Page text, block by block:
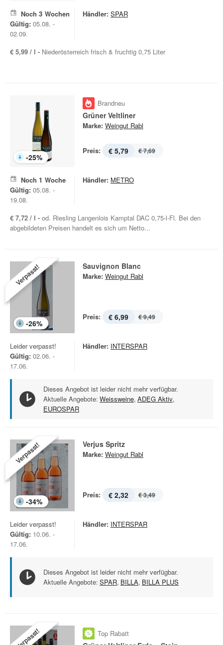
Noch 3 Wochen
Gültig: 05.08. -
02.09.
Händler: SPAR
€ 5,99 / l - Niederösterreich frisch & fruchtig 0,75 Liter
-25%
Brandneu
Grüner Veltliner
Marke: Weingut Rabl
Preis: € 5,79 € 7,69
Noch 1 Woche
Gültig: 05.08. -
19.08.
Händler: METRO
€ 7,72 / l - od. Riesling Langenlois Kamptal DAC 0,75-l-Fl. Bei den
abgebildeten Preisen handelt es sich um Netto...
Verpasst!
-26%
Sauvignon Blanc
Marke: Weingut Rabl
Preis: € 6,99 € 9,49
Leider verpasst!
Gültig: 02.06. -
17.06.
Händler: INTERSPAR
Dieses Angebot ist leider nicht mehr verfügbar.
Aktuelle Angebote: Weissweine, ADEG Aktiv,
EUROSPAR
Verpasst!
-34%
Verjus Spritz
Marke: Weingut Rabl
Preis: € 2,32 € 3,49
Leider verpasst!
Gültig: 10.06. -
17.06.
Händler: INTERSPAR
Dieses Angebot ist leider nicht mehr verfügbar.
Aktuelle Angebote: SPAR, BILLA, BILLA PLUS
Verpasst! Top Rabatt